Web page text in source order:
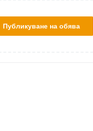
Публикуване на обява